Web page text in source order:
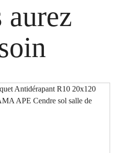
aurez